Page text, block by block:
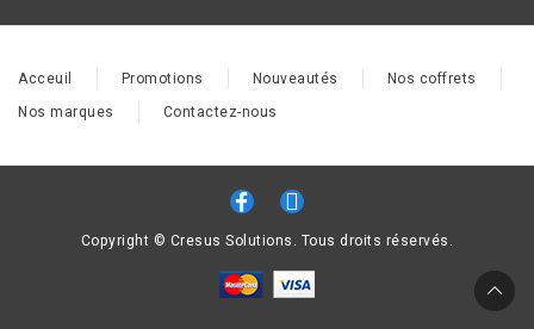
Acceuil Promotions Nouveautés
Nos coffrets
Nos marques
Contactez-nous
Copyright © Cresus Solutions. Tous droits réservés.